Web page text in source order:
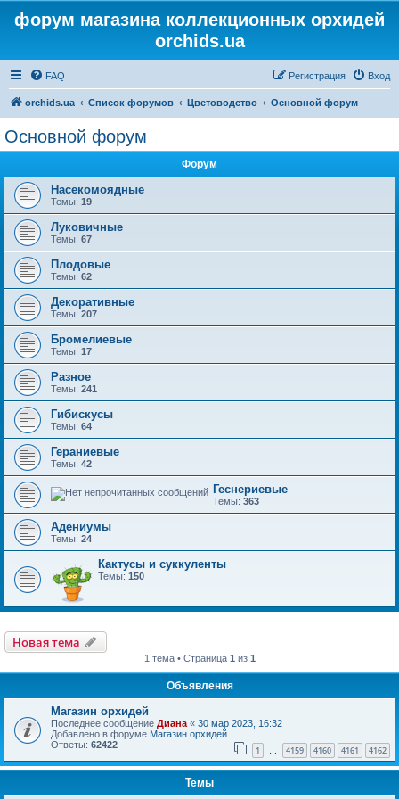
форум магазина коллекционных орхидей
orchids.ua
FAQ Вход
Регистрация
orchids.ua Список форумов Цветоводство Основной форум
Основной форум
Форум
Насекомоядные
Темы: 19
Луковичные
Темы: 67
Плодовые
Темы: 62
Декоративные
Темы: 207
Бромелиевые
Темы: 17
Разное
Темы: 241
Гибискусы
Темы: 64
Гераниевые
Темы: 42
Геснериевые
Темы: 363
Адениумы
Темы: 24
Кактусы и суккуленты
Темы: 150
Новая тема
1 тема • Страница 1 из 1
Объявления
Магазин орхидей
Последнее сообщение Диана « 30 мар 2023, 16:32
Добавлено в форуме Магазин орхидей
Ответы: 62422 1 … 4159 4160 4161 4162
Темы